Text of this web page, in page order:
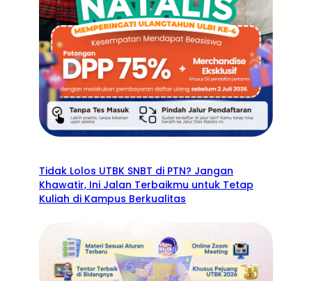
Tidak Lolos UTBK SNBT di PTN? Jangan
Khawatir, Ini Jalan Terbaikmu untuk Tetap
Kuliah di Kampus Berkualitas